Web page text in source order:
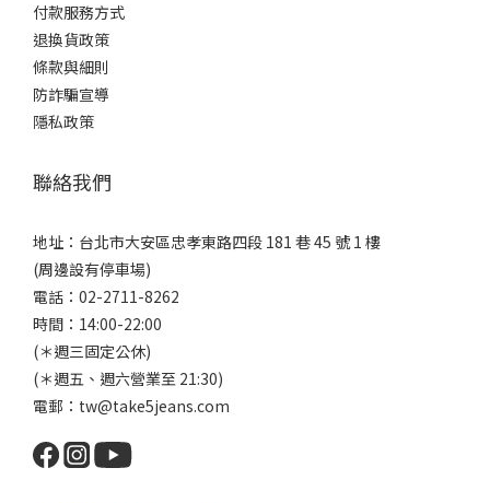
付款服務方式
退換貨政策
條款與細則
防詐騙宣導
隱私政策
聯絡我們
地址：台北市大安區忠孝東路四段 181 巷 45 號 1 樓
(周邊設有停車場)
電話：02-2711-8262
時間：14:00-22:00
(＊週三固定公休)
(＊週五、週六營業至 21:30)
電郵：tw@take5jeans.com